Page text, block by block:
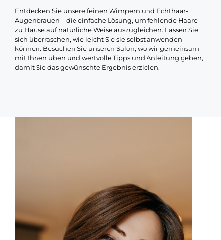
Entdecken Sie unsere feinen Wimpern und Echthaar-
Augenbrauen – die einfache Lösung, um fehlende Haare
zu Hause auf natürliche Weise auszugleichen. Lassen Sie
sich überraschen, wie leicht Sie sie selbst anwenden
können. Besuchen Sie unseren Salon, wo wir gemeinsam
mit Ihnen üben und wertvolle Tipps und Anleitung geben,
damit Sie das gewünschte Ergebnis erzielen.